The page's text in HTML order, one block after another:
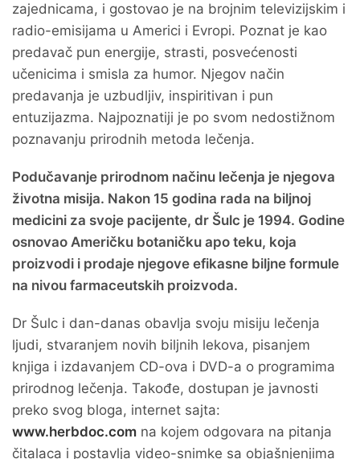
zajednicama, i gostovao je na brojnim televizijskim i
radio-emisijama u Americi i Evropi. Poznat je kao
predavač pun energije, strasti, posvećenosti
učenicima i smisla za humor. Njegov način
predavanja je uzbudljiv, inspiritivan i pun
entuzijazma. Najpoznatiji je po svom nedostižnom
poznavanju prirodnih metoda lečenja.
Podučavanje prirodnom načinu lečenja je njegova
životna misija. Nakon 15 godina rada na biljnoj
medicini za svoje pacijente, dr Šulc je 1994. Godine
osnovao Američku botaničku apo teku, koja
proizvodi i prodaje njegove efikasne biljne formule
na nivou farmaceutskih proizvoda.
Dr Šulc i dan-danas obavlja svoju misiju lečenja
ljudi, stvaranjem novih biljnih lekova, pisanjem
knjiga i izdavanjem CD-ova i DVD-a o programima
prirodnog lečenja. Takođe, dostupan je javnosti
preko svog bloga, internet sajta:
www.herbdoc.com na kojem odgovara na pitanja
čitalaca i postavlja video-snimke sa objašnjenjima